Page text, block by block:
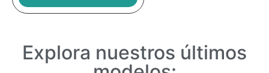
Explora nuestros últimos